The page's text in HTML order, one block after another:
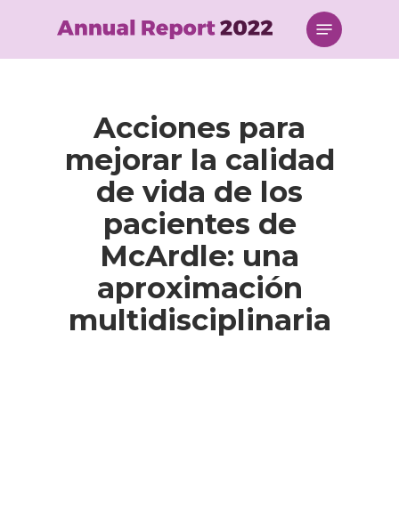
content
Menu
Acciones para
mejorar la calidad
de vida de los
pacientes de
McArdle: una
aproximación
multidisciplinaria